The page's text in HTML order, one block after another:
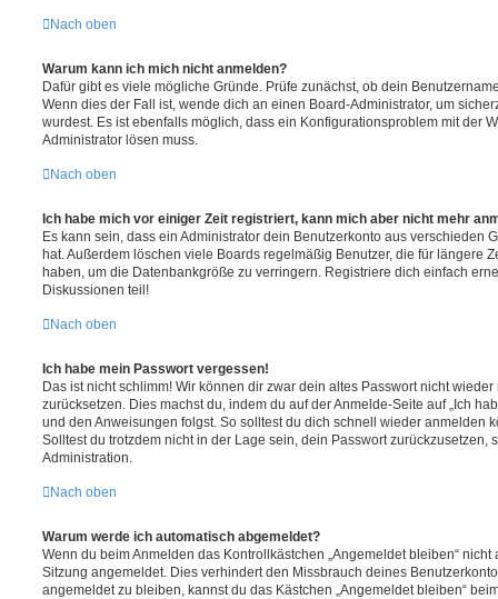
Nach oben
Warum kann ich mich nicht anmelden?
Dafür gibt es viele mögliche Gründe. Prüfe zunächst, ob dein
Wenn dies der Fall ist, wende dich an einen Board-Administrator, um
wurdest. Es ist ebenfalls möglich, dass ein Konfigurationsproblem mit der
Administrator lösen muss.
Nach oben
Ich habe mich vor einiger Zeit registriert, kann mich aber nicht mehr
Es kann sein, dass ein Administrator dein Benutzerkonto aus verschieden
hat. Außerdem löschen viele Boards regelmäßig Benutzer, die für längere
haben, um die Datenbankgröße zu verringern. Registriere dich einfach
Diskussionen teil!
Nach oben
Ich habe mein Passwort vergessen!
Das ist nicht schlimm! Wir können dir zwar dein altes Passwort nicht
zurücksetzen. Dies machst du, indem du auf der Anmelde-Seite auf „Ich
und den Anweisungen folgst. So solltest du dich schnell wieder anmelden
Solltest du trotzdem nicht in der Lage sein, dein Passwort zurückzusetzen,
Administration.
Nach oben
Warum werde ich automatisch abgemeldet?
Wenn du beim Anmelden das Kontrollkästchen „Angemeldet bleiben“
Sitzung angemeldet. Dies verhindert den Missbrauch deines
angemeldet zu bleiben, kannst du das Kästchen „Angemeldet bleiben“